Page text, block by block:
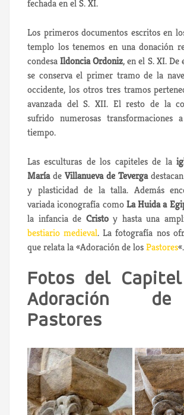
fechada en el S. XI.
Los primeros documentos escritos en
templo los tenemos en una donación
condesaIldoncia Ordoniz, en el S. XI. De
se conserva el primer tramo de la
occidente, los otros tres tramos
avanzada del S. XII. El resto de la
sufrido numerosas
tiempo.
Las esculturas de los capiteles de la
Maríade Villanueva de Teverga
y plasticidad de la talla. Además
variada iconografía comoLa Huida a
la infancia de Cristoy hasta una
bestiario medieval. La fotografía nos
que relata la «Adoración de losPastores«.
Fotos del
Adoración
Pastores